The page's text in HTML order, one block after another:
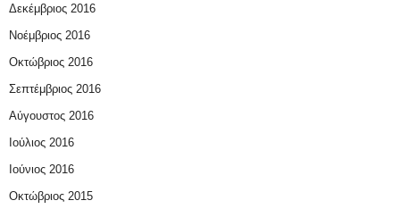
Δεκέμβριος 2016
Νοέμβριος 2016
Οκτώβριος 2016
Σεπτέμβριος 2016
Αύγουστος 2016
Ιούλιος 2016
Ιούνιος 2016
Οκτώβριος 2015